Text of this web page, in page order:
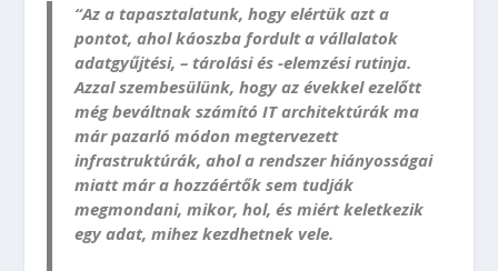
“Az a tapasztalatunk, hogy elértük azt a
pontot, ahol káoszba fordult a vállalatok
adatgyűjtési, – tárolási és -elemzési rutinja.
Azzal szembesülünk, hogy az évekkel ezelőtt
még beváltnak számító IT architektúrák ma
már pazarló módon megtervezett
infrastruktúrák, ahol a rendszer hiányosságai
miatt már a hozzáértők sem tudják
megmondani, mikor, hol, és miért keletkezik
egy adat, mihez kezdhetnek vele.